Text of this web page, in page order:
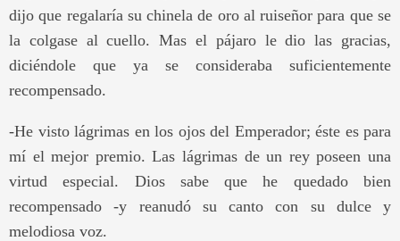
dijo que regalaría su chinela de oro al ruiseñor para que se
la colgase al cuello. Mas el pájaro le dio las gracias,
diciéndole que ya se consideraba suficientemente
recompensado.
-He visto lágrimas en los ojos del Emperador; éste es para
mí el mejor premio. Las lágrimas de un rey poseen una
virtud especial. Dios sabe que he quedado bien
recompensado -y reanudó su canto con su dulce y
melodiosa voz.